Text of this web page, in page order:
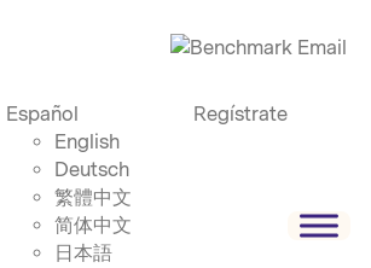
Español
English
Deutsch
繁體中文
简体中文
日本語
Regístrate